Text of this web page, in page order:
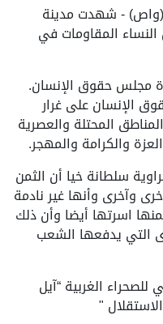
جنيف (سويسرا)، 01 جويلية 2025 (واص) - شهدت مدينة
المقاومات في
مجلس حقوق الإنسان.
الإنسان على غرار
المحتلة والعصرية
والكرامة والمهجر.
سلطانة خيا أن الثمن
وآخرى وأنها غير نادمة
اسرتها أيضا وأن ذلك
التي يدفعها الشعب
الغربية “آيل
"